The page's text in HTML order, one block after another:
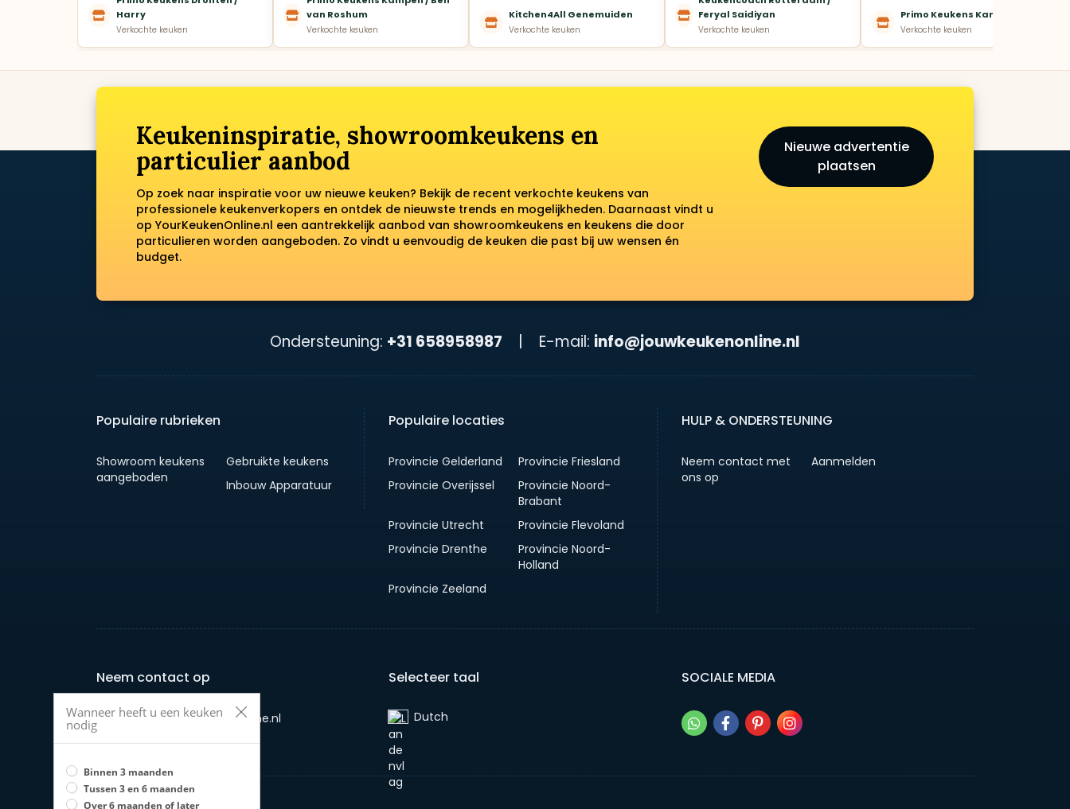
Harry
Verkochte keuken
van Roshum
Verkochte keuken
Kitchen4All Genemuiden
Verkochte keuken
Feryal Saidiyan
Verkochte keuken
Primo Keukens Kampen
Verkochte keuken
Keukeninspiratie, showroomkeukens en
particulier aanbod
Op zoek naar inspiratie voor uw nieuwe keuken? Bekijk de recent verkochte keukens van
professionele keukenverkopers en ontdek de nieuwste trends en mogelijkheden. Daarnaast vindt u
op YourKeukenOnline.nl een aantrekkelijk aanbod van showroomkeukens en keukens die door
particulieren worden aangeboden. Zo vindt u eenvoudig de keuken die past bij uw wensen én
budget.
Nieuwe advertentie
plaatsen
Ondersteuning: +31 658958987 E-mail: info@jouwkeukenonline.nl
Populaire rubrieken
Showroom keukens
aangeboden
Gebruikte keukens
Inbouw Apparatuur
Populaire locaties
Provincie Gelderland
Provincie Friesland
Provincie Overijssel
Provincie Noord-
Brabant
Provincie Utrecht
Provincie Flevoland
Provincie Drenthe
Provincie Noord-
Holland
Provincie Zeeland
HULP & ONDERSTEUNING
Neem contact met
ons op
Aanmelden
Neem contact op
E-mail: info@jouwkeukenonline.nl
Telefoon: +31 658958987
Selecteer taal
Dutch‎
SOCIALE MEDIA
Wanneer heeft u een keuken
nodig
Binnen 3 maanden
Tussen 3 en 6 maanden
Over 6 maanden of later